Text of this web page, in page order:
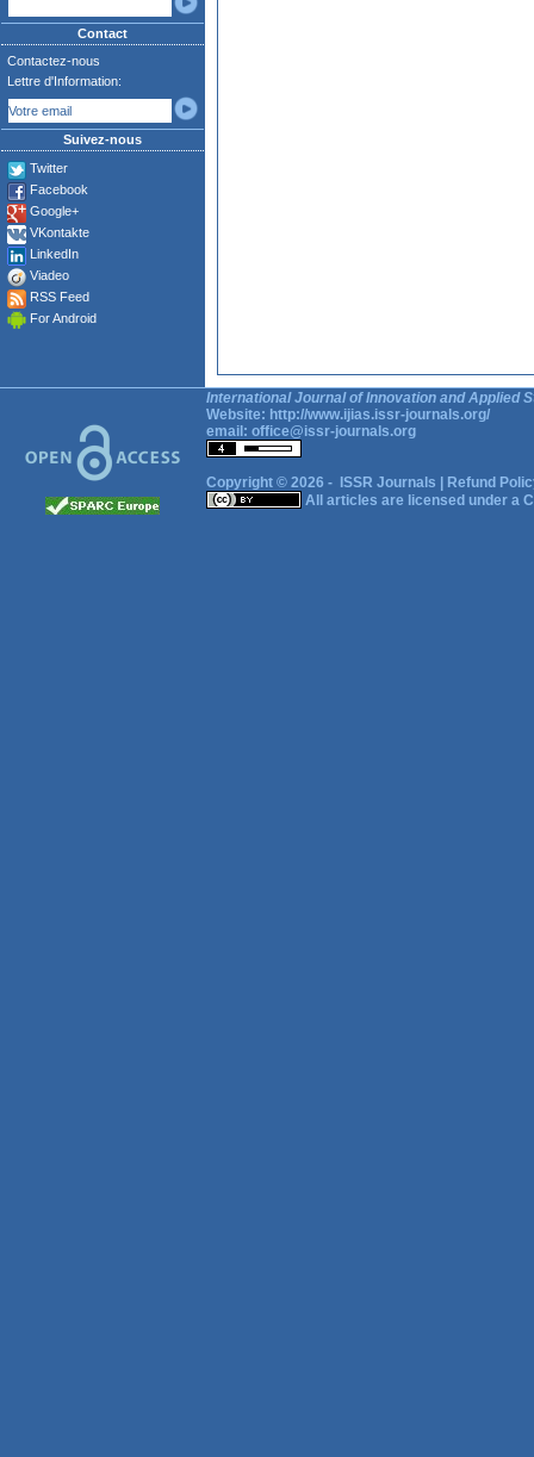
Contact
Contactez-nous
Lettre d'Information:
Suivez-nous
Twitter
Facebook
Google+
VKontakte
LinkedIn
Viadeo
RSS Feed
For Android
International Journal of Innovation and Applied
Website: http://www.ijias.issr-journals.org/
email: office@issr-journals.org
Copyright © 2026 - ISSR Journals
Refund
All articles are licensed under a